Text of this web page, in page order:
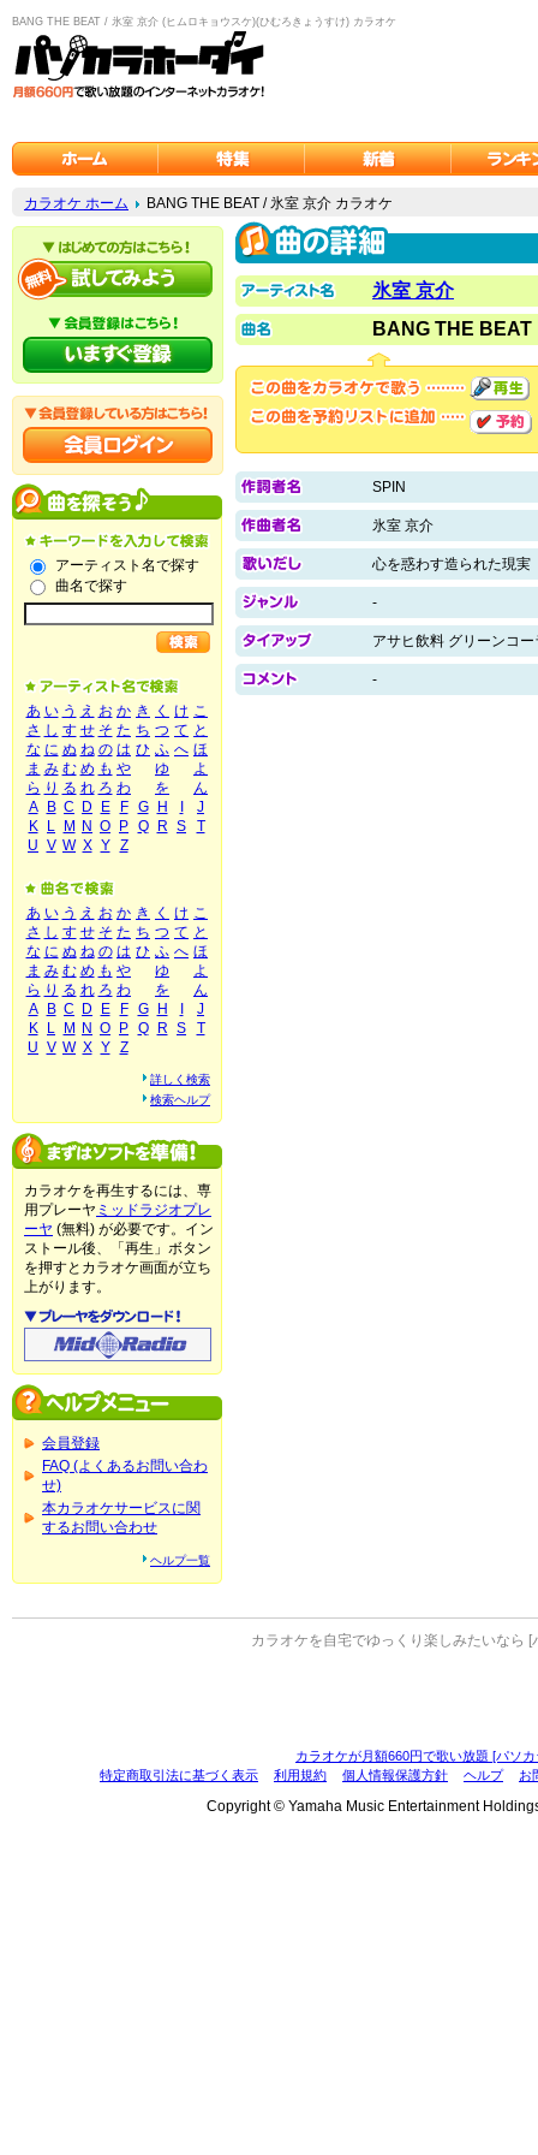
BANG THE BEAT / 氷室 京介 (ヒムロキョウスケ)(ひむろきょうすけ) カラオケ
カラオケ ホーム BANG THE BEAT / 氷室 京介 カラオケ
アーティスト名で探す
曲名で探す
あ い う え お か き く け こ
さ し す せ そ た ち つ て と
な に ぬ ね の は ひ ふ へ ほ
ま み む め も や ゆ
よ
ら り る れ ろ わ を
ん
A
B C D E F G H
J
K
L M N O P Q R S
T
U V W X Y Z
あ い う え お か き く け こ
さ し す せ そ た ち つ て と
な に ぬ ね の は ひ ふ へ ほ
ま み む め も や ゆ
よ
ら り る れ ろ わ を
ん
A
B C D E F G H
J
K
L M N O P Q R S
T
U V W X Y Z
詳しく検索
検索ヘルプ
カラオケを再生するには、専
用プレーヤ ミッドラジオプレ
ーヤ (無料) が必要です。イン
ストール後、「再生」ボタン
を押すとカラオケ画面が立ち
上がります。
会員登録
FAQ (よくあるお問い合わ
せ)
本カラオケサービスに関
するお問い合わせ
ヘルプ一覧
氷室 京介
BANG THE BEAT
SPIN
氷室 京介
心を惑わす造られた現実
-
アサヒ飲料 グリーンコ
-
カラオケを自宅でゆっくり楽しみたいなら [
カラオケが月額660円で歌い放題 [パソ
特定商取引法に基づく表示
利用規約 個人情報保護方針 ヘルプ お
Copyright © Yamaha Music Entertainment